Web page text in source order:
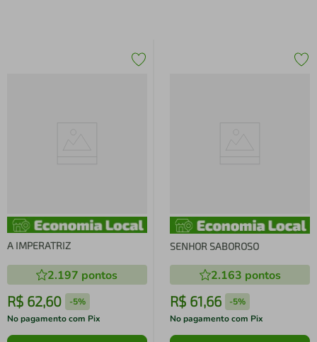
A IMPERATRIZ
2.197 pontos
R$ 62,60 -5%
No pagamento com Pix
SENHOR SABOROSO
2.163 pontos
R$ 61,66 -5%
No pagamento com Pix